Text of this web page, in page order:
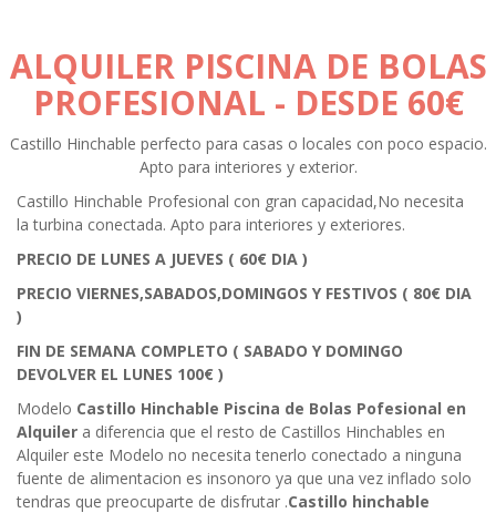
ALQUILER PISCINA DE BOLAS
PROFESIONAL - DESDE 60€
Castillo Hinchable perfecto para casas o locales con poco espacio.
Apto para interiores y exterior.
Castillo Hinchable Profesional con gran capacidad,No necesita
la turbina conectada. Apto para interiores y exteriores.
PRECIO DE LUNES A JUEVES ( 60€ DIA )
PRECIO VIERNES,SABADOS,DOMINGOS Y FESTIVOS ( 80€ DIA
)
FIN DE SEMANA COMPLETO ( SABADO Y DOMINGO
DEVOLVER EL LUNES 100€ )
Modelo Castillo Hinchable Piscina de Bolas Pofesional en
Alquiler a diferencia que el resto de Castillos Hinchables en
Alquiler este Modelo no necesita tenerlo conectado a ninguna
fuente de alimentacion es insonoro ya que una vez inflado solo
tendras que preocuparte de disfrutar .Castillo hinchable